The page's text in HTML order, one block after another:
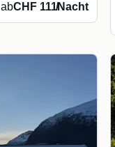
abCHF 111/Nacht